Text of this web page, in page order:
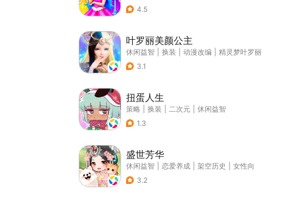
4.5
叶罗丽美颜公主
休闲益智 换装 动漫改编
精灵梦叶罗丽
3.1
扭蛋人生
策略 换装 二次元
休闲益智
1.3
盛世芳华
休闲益智 恋爱养成 架空历史
女性向
3.2